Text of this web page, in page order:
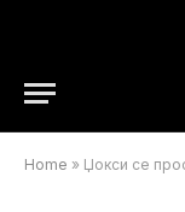
Home » Џокси се прости од